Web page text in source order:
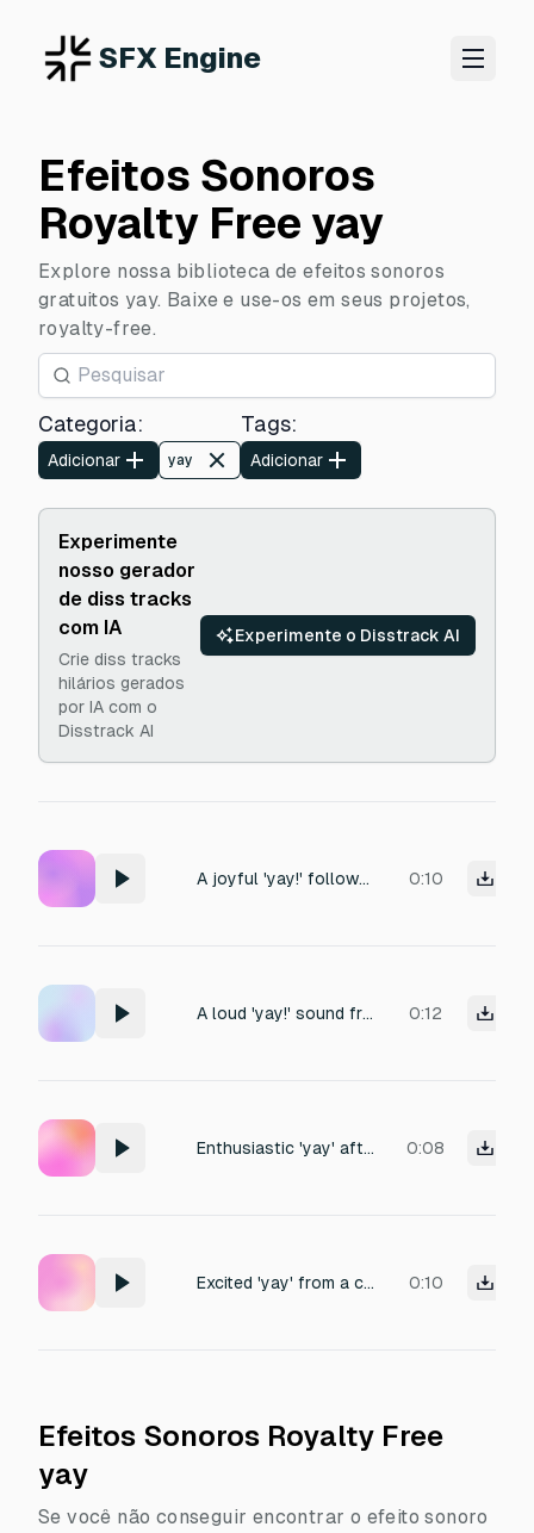
SFX Engine
Efeitos Sonoros
Royalty Free yay
Explore nossa biblioteca de efeitos sonoros
gratuitos yay. Baixe e use-os em seus projetos,
royalty-free.
Categoria:
Adicionar yay
Tags:
Adicionar
Experimente
nosso gerador
de diss tracks
com IA
Crie diss tracks
hilários gerados
por IA com o
Disstrack AI
Experimente o Disstrack AI
A joyful 'yay!' followed by clapping. 0:10
A loud 'yay!' sound from a crowd. 0:12
Enthusiastic 'yay' after winning a prize. 0:08
Excited 'yay' from a crowd of kids. 0:10
Efeitos Sonoros Royalty Free
yay
Se você não conseguir encontrar o efeito sonoro